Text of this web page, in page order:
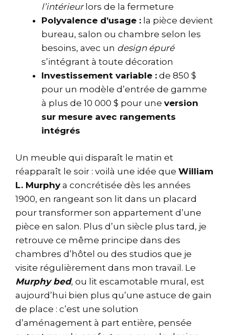
l’intérieurlors de la fermeture
Polyvalence d’usage : la pièce devient
bureau, salon ou chambre selon les
besoins, avec un design épuré
s’intégrant à toute décoration
Investissement variable : de 850 $
pour un modèle d’entrée de gamme
à plus de 10 000 $ pour une version
sur mesure avec rangements
intégrés
Un meuble qui disparaît le matin et
réapparaît le soir : voilà une idée que William
L. Murphya concrétisée dès les années
1900, en rangeant son lit dans un placard
pour transformer son appartement d’une
pièce en salon. Plus d’un siècle plus tard, je
retrouve ce même principe dans des
chambres d’hôtel ou des studios que je
visite régulièrement dans mon travail. Le
Murphy bed, ou lit escamotable mural, est
aujourd’hui bien plus qu’une astuce de gain
de place : c’est une solution
d’aménagement à part entière, pensée